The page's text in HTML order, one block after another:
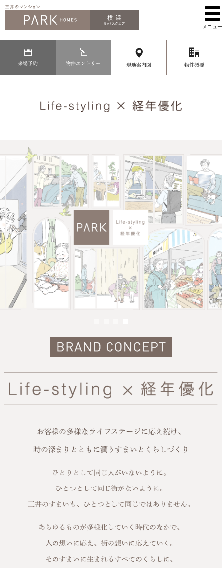
メニュー
来場予約 物件エントリー 現地案内図 物件概要
お客様の多様なライフステージに応え続け、
時の深まりとともに潤うすまいとくらしづくり
ひとりとして同じ人がいないように。
ひとつとして同じ街がないように。
三井のすまいも、ひとつとして同じではありません。
あらゆるものが多様化していく時代のなかで、
人の想いに応え、街の想いに応えていく。
そのすまいに生まれるすべてのくらしに、